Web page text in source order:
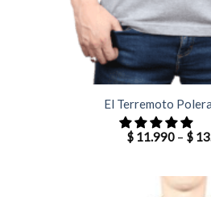
El Terremoto
$ 11.990 – $